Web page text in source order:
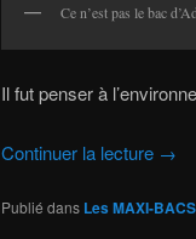
Ce n’est pas le bac
Il fut penser à
Continuer la lecture →
Publié dans Les MAXI-BACS